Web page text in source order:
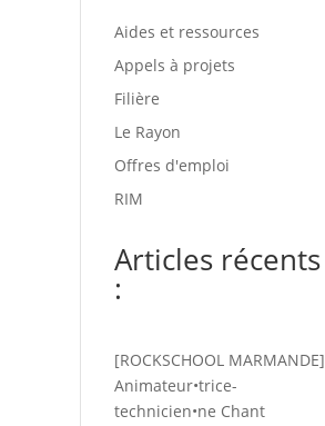
Aides et ressources
Appels à projets
Filière
Le Rayon
Offres d'emploi
RIM
Articles récents
:
[ROCKSCHOOL MARMANDE]
Animateur•trice-
technicien•ne Chant